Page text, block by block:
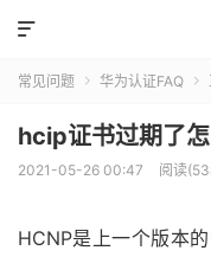

常见问题  华为认证FAQ 
hcip证书过期了怎
2021-05-26 00:47 阅读
HCNP是上一个版本